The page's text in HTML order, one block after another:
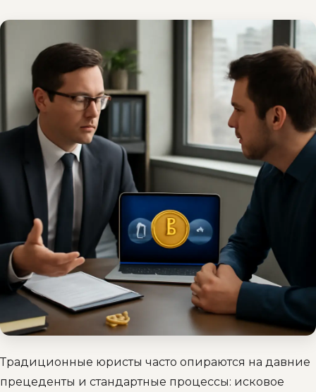
Традиционные юристы часто опираются на давние
прецеденты и стандартные процессы: исковое